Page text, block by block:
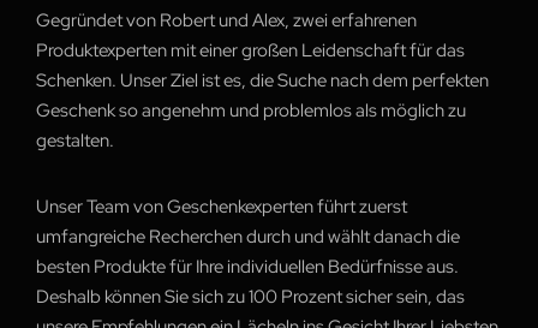
Gegründet von Robert und Alex, zwei erfahrenen
Produktexperten mit einer großen Leidenschaft für das
Schenken. Unser Ziel ist es, die Suche nach dem perfekten
Geschenk so angenehm und problemlos als möglich zu
gestalten.
Unser Team von Geschenkexperten führt zuerst
umfangreiche Recherchen durch und wählt danach die
besten Produkte für Ihre individuellen Bedürfnisse aus.
Deshalb können Sie sich zu 100 Prozent sicher sein, das